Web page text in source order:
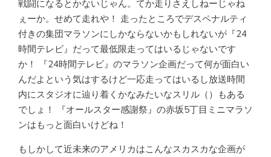
戦闘になるとかないじゃん。てか走りさえしねーじゃね
ぇーか。せめて走れや！ 走ったところでデスペナルティ
付きの集団マラソンにしかならないかもしれないが『24
時間テレビ』だって最低限走ってはいるじゃないです
か！ 『24時間テレビ』のマラソン企画だって何が面白い
んだよという気はするけど一応走ってはいるし放送時間
内にスタジオに辿り着くかなみたいなスリル（）もある
でしょ！ 『オールスター感謝祭』の赤坂5丁目ミニマラソ
ンはもっと面白いけどね！
もしかして近未来のアメリカはこんなスカスカな企画が